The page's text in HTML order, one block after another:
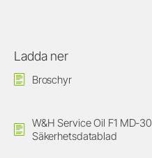
Ladda ner
Broschyr
W&H Service Oil F1 MD-30
Säkerhetsdatablad